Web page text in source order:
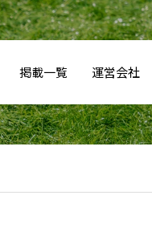
掲載一覧 運営会社